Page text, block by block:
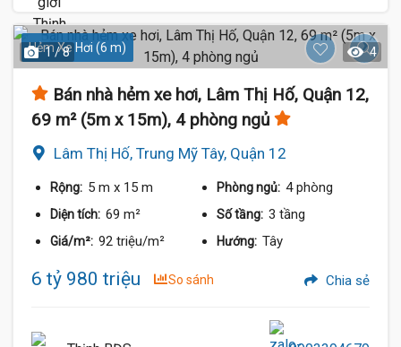
Hẻm Xe Hơi (6 m)
1 / 8 4
Bán nhà hẻm xe hơi, Lâm Thị Hố, Quận 12,
69 m² (5m x 15m), 4 phòng ngủ
Lâm Thị Hố, Trung Mỹ Tây, Quận 12
Rộng: 5 m x 15 m Phòng ngủ: 4 phòng
Diện tích: 69 m² Số tầng: 3 tầng
Giá/m²: 92 triệu/m² Hướng: Tây
6 tỷ 980 triệu So sánh Chia sẻ